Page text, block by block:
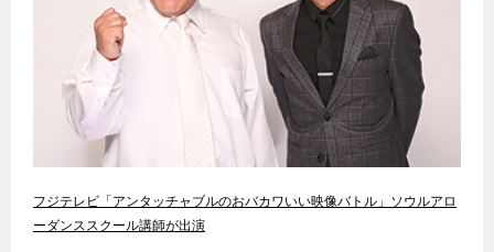
フジテレビ「アンタッチャブルのおバカワいい映像バトル」ソウルアロ
ーダンススクール講師が出演